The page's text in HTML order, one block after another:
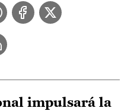
impulsará la